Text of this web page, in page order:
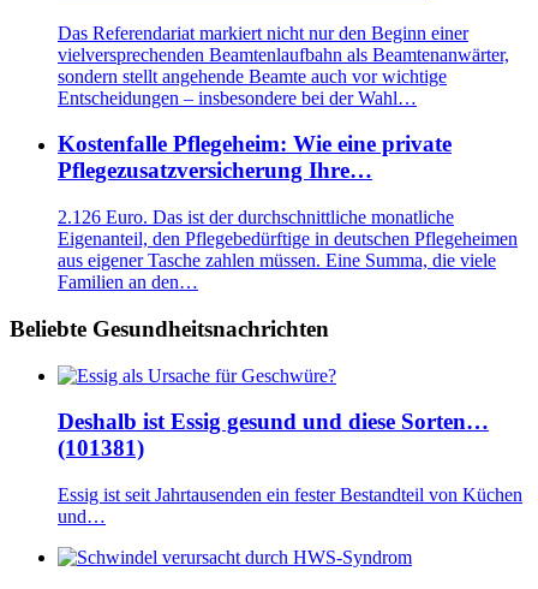
Das Referendariat markiert nicht nur den Beginn einer
vielversprechenden Beamtenlaufbahn als Beamtenanwärter,
sondern stellt angehende Beamte auch vor wichtige
Entscheidungen – insbesondere bei der Wahl…
Kostenfalle Pflegeheim: Wie eine private
Pflegezusatzversicherung Ihre…
2.126 Euro. Das ist der durchschnittliche monatliche
Eigenanteil, den Pflegebedürftige in deutschen Pflegeheimen
aus eigener Tasche zahlen müssen. Eine Summa, die viele
Familien an den…
Beliebte Gesundheitsnachrichten
Deshalb ist Essig gesund und diese Sorten…
(101381)
Essig ist seit Jahrtausenden ein fester Bestandteil von Küchen
und…